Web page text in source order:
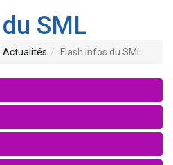
SML
Actualités Flash infos du SML